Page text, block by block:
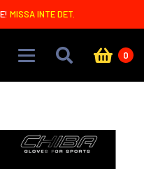
MISSA INTE DET.
0